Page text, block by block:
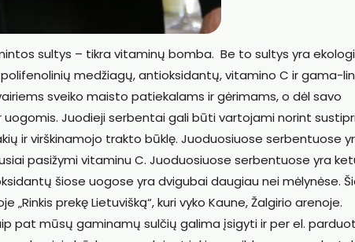
sultys – tikra vitaminų bomba. Be to sultys yra
medžiagų, antioksidantų, vitamino C ir gama-
sveiko maisto patiekalams ir gėrimams, o dėl savo
Juodieji serbentai gali būti vartojami norint
ir virškinamojo trakto būklę. Juoduosiuose serbentuose
pasižymi vitaminu C. Juoduosiuose serbentuose yra
šiose uogose yra dvigubai daugiau nei mėlynėse.
prekę Lietuvišką“, kuri vyko Kaune, Žalgirio arenoje.
pat mūsų gaminamų sulčių galima įsigyti ir per el.